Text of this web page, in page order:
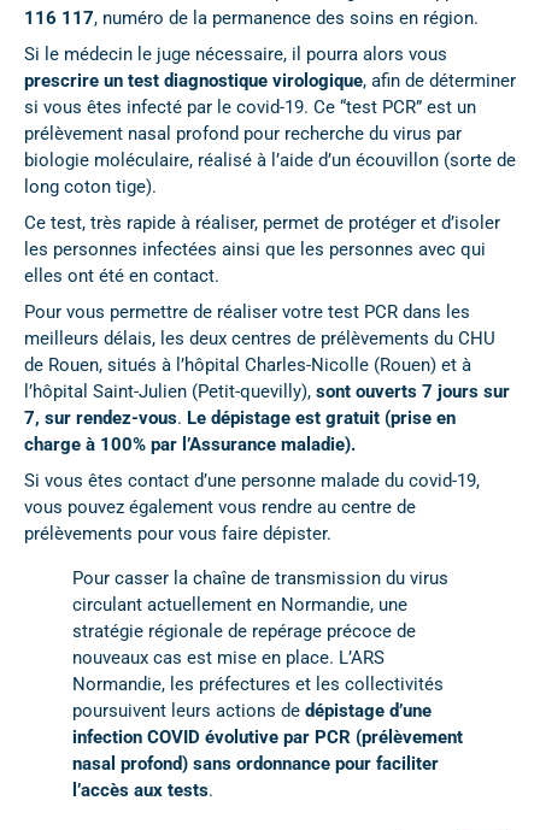
116 117, numéro de la permanence des soins en région.
Si le médecin le juge nécessaire, il pourra alors vous
prescrire un test diagnostique virologique, afin de déterminer
si vous êtes infecté par le covid-19. Ce “test PCR” est un
prélèvement nasal profond pour recherche du virus par
biologie moléculaire, réalisé à l’aide d’un écouvillon (sorte de
long coton tige).
Ce test, très rapide à réaliser, permet de protéger et d’isoler
les personnes infectées ainsi que les personnes avec qui
elles ont été en contact.
Pour vous permettre de réaliser votre test PCR dans les
meilleurs délais, les deux centres de prélèvements du CHU
de Rouen, situés à l’hôpital Charles-Nicolle (Rouen) et à
l’hôpital Saint-Julien (Petit-quevilly), sont ouverts 7 jours sur
7, sur rendez-vous. Le dépistage est gratuit (prise en
charge à 100% par l’Assurance maladie).
Si vous êtes contact d’une personne malade du covid-19,
vous pouvez également vous rendre au centre de
prélèvements pour vous faire dépister.
Pour casser la chaîne de transmission du virus
circulant actuellement en Normandie, une
stratégie régionale de repérage précoce de
nouveaux cas est mise en place. L’ARS
Normandie, les préfectures et les collectivités
poursuivent leurs actions de dépistage d’une
infection COVID évolutive par PCR (prélèvement
nasal profond) sans ordonnance pour faciliter
l’accès aux tests.